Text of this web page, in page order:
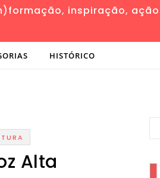
inspiração, ação
HISTÓRICO
Alta